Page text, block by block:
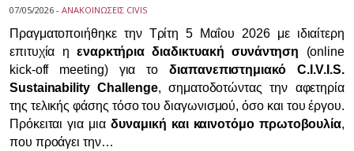
07/05/2026 - ΑΝΑΚΟΙΝΩΣΕΙΣ CIVIS
Πραγματοποιήθηκε την Τρίτη 5 Μαΐου 2026 με ιδιαίτερη
επιτυχία η εναρκτήρια διαδικτυακή συνάντηση (online
kick-off meeting) για τοδιαπανεπιστημιακό C.I.V.I.S.
Sustainability Challenge, σηματοδοτώντας την αφετηρία
της τελικής φάσης τόσο του διαγωνισμού, όσο και του έργου.
Πρόκειται για μιαδυναμική και καινοτόμο πρωτοβουλία,
που προάγει την…